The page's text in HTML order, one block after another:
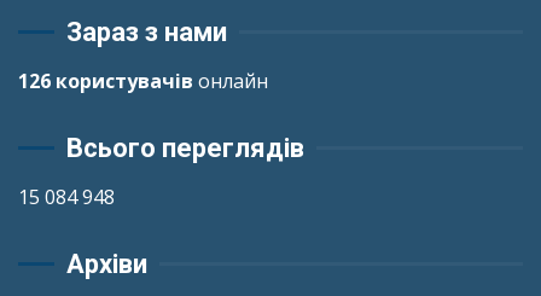
Зараз з нами
126 користувачів онлайн
Всього переглядів
15 084 948
Архіви